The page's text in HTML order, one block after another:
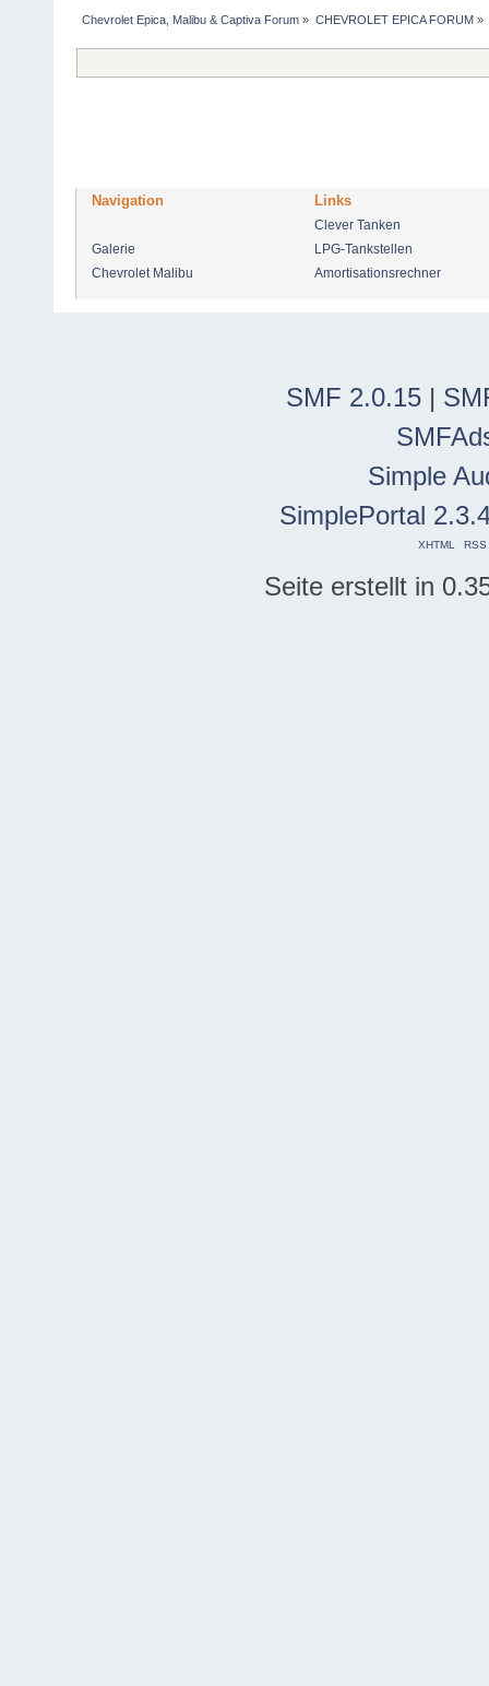
Chevrolet Epica, Malibu & Captiva Forum » CHEVROLET EPICA FORUM »
Navigation Links
Clever Tanken
Galerie
LPG-Tankstellen
Chevrolet Malibu
Amortisationsrechner
SMF 2.0.15 |
Simple
SimplePortal
XHTML RSS
Seite erstellt in